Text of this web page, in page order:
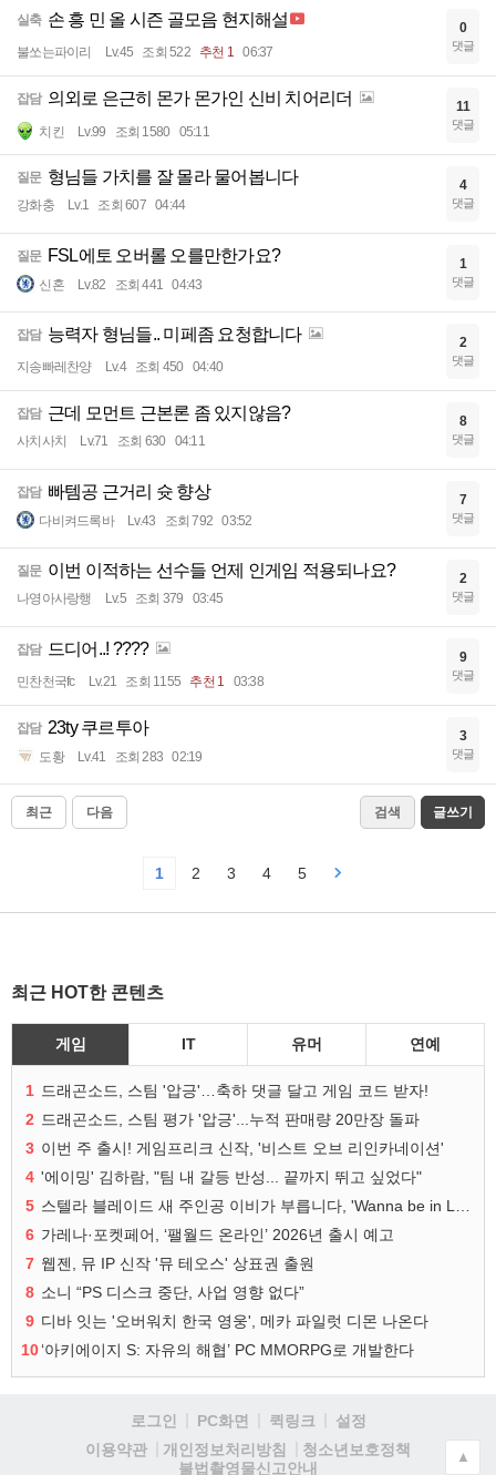
실축 손 흥 민 올 시즌 골모음 현지해설
불쏘는파이리 Lv.45 조회 522 추천 1 06:37
0
댓글
잡담 의외로 은근히 몬가 몬가인 신비 치어리더
치킨 Lv.99 조회 1580 05:11
11
댓글
질문 형님들 가치를 잘 몰라 물어봅니다
강화충 Lv.1 조회 607 04:44
4
댓글
질문 FSL에토 오버롤 오를만한가요?
신혼 Lv.82 조회 441 04:43
1
댓글
잡담 능력자 형님들.. 미페좀 요청합니다
지송빠레찬양 Lv.4 조회 450 04:40
2
댓글
잡담 근데 모먼트 근본론 좀 있지않음?
사치사치 Lv.71 조회 630 04:11
8
댓글
잡담 빠템공 근거리 슛 향상
다비켜드록바 Lv.43 조회 792 03:52
7
댓글
질문 이번 이적하는 선수들 언제 인게임 적용되나요?
나영아사랑행 Lv.5 조회 379 03:45
2
댓글
잡담 드디어..! ????
민찬천국fc Lv.21 조회 1155 추천 1 03:38
9
댓글
잡담 23ty 쿠르투아
도황 Lv.41 조회 283 02:19
3
댓글
최근 다음 검색 글쓰기
1 2 3 4 5
최근 HOT한 콘텐츠
게임 IT 유머 연예
1 드래곤소드, 스팀 '압긍'…축하 댓글 달고 게임 코드 받자!
2 드래곤소드, 스팀 평가 '압긍'...누적 판매량 20만장 돌파
3 이번 주 출시! 게임프리크 신작, '비스트 오브 리인카네이션'
4 '에이밍' 김하람, "팀 내 갈등 반성... 끝까지 뛰고 싶었다"
5
6 가레나·포켓페어, ‘팰월드 온라인’ 2026년 출시 예고
7 웹젠, 뮤 IP 신작 '뮤 테오스' 상표권 출원
8 소니 “PS 디스크 중단, 사업 영향 없다”
9 디바 잇는 '오버워치 한국 영웅', 메카 파일럿 디몬 나온다
10‘아키에이지 S: 자유의 해협’ PC MMORPG로 개발한다
로그인 PC화면 퀵링크
설정
이용약관
개인정보처리방침
청소년보호정책
불법촬영물신고안내
▲